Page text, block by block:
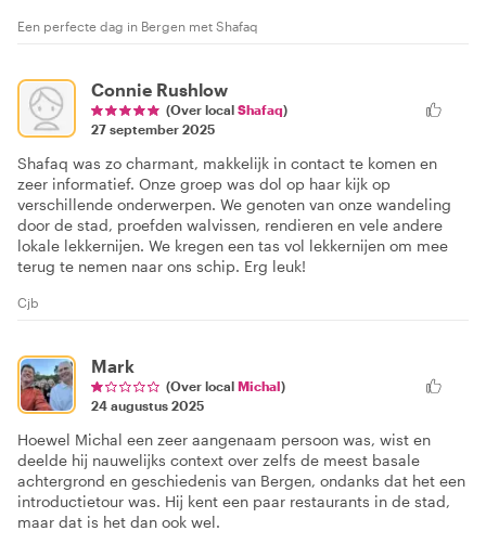
Een perfecte dag in Bergen met Shafaq
Connie Rushlow
(Over local Shafaq)
27 september 2025
Shafaq was zo charmant, makkelijk in contact te komen en
zeer informatief. Onze groep was dol op haar kijk op
verschillende onderwerpen. We genoten van onze wandeling
door de stad, proefden walvissen, rendieren en vele andere
lokale lekkernijen. We kregen een tas vol lekkernijen om mee
terug te nemen naar ons schip. Erg leuk!
Cjb
Mark
(Over local Michal)
24 augustus 2025
Hoewel Michal een zeer aangenaam persoon was, wist en
deelde hij nauwelijks context over zelfs de meest basale
achtergrond en geschiedenis van Bergen, ondanks dat het een
introductietour was. Hij kent een paar restaurants in de stad,
maar dat is het dan ook wel.